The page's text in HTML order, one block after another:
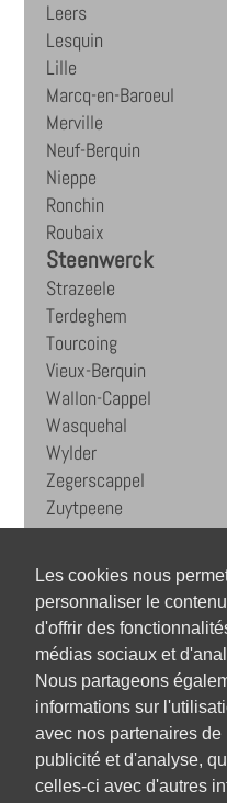
Les cookies nous
personnaliser le
d'offrir des
médias sociaux et
Nous partageons
informations sur
avec nos partenaires
publicité et d'analyse,
celles-ci avec d'autres
Leers
Lesquin
Lille
Marcq-en-Baroeul
Merville
Neuf-Berquin
Nieppe
Ronchin
Roubaix
Steenwerck
Strazeele
Terdeghem
Tourcoing
Vieux-Berquin
Wallon-Cappel
Wasquehal
Wylder
Zegerscappel
Zuytpeene